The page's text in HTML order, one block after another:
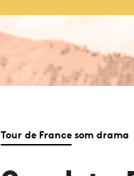
Tour de France som drama